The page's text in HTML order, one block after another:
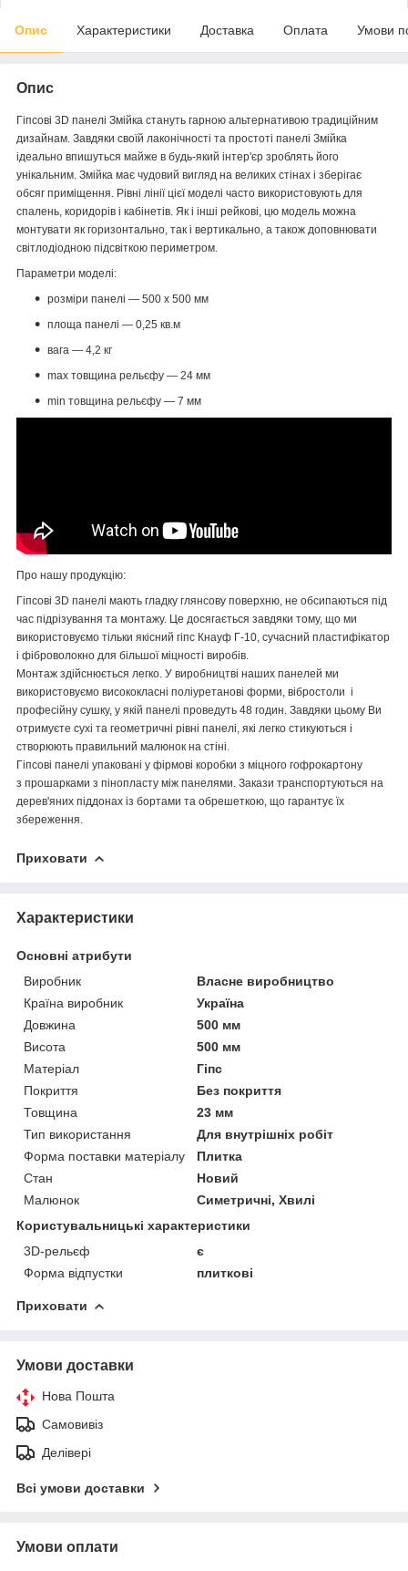
Опис Характеристики Доставка Оплата Умови
Опис
Гіпсові 3D панелі Змійка стануть гарною альтернативою традиційним
дизайнам. Завдяки своїй лаконічності та простоті панелі Змійка
ідеально впишуться майже в будь-який інтер'єр зроблять його
унікальним. Змійка має чудовий вигляд на великих стінах і зберігає
обсяг приміщення. Рівні лінії цієї моделі часто використовують для
спалень, коридорів і кабінетів. Як і інші рейкові, цю модель можна
монтувати як горизонтально, так і вертикально, а також доповнювати
світлодіодною підсвіткою периметром.
Параметри моделі:
розміри панелі — 500 х 500 мм
площа панелі — 0,25 кв.м
вага — 4,2 кг
max товщина рельєфу — 24 мм
min товщина рельєфу — 7 мм
Про нашу продукцію:
Гіпсові 3D панелі мають гладку глянсову поверхню, не обсипаються під
час підрізування та монтажу. Це досягається завдяки тому, що ми
використовуємо тільки якісний гіпс Кнауф Г-10, сучасний пластифікатор
і фіброволокно для більшої міцності виробів.
Монтаж здійснюється легко. У виробництві наших панелей ми
використовуємо висококласні поліуретанові форми, вібростоли і
професійну сушку, у якій панелі проведуть 48 годин. Завдяки цьому Ви
отримуєте сухі та геометричні рівні панелі, які легко стикуються і
створюють правильний малюнок на стіні.
Гіпсові панелі упаковані у фірмові коробки з міцного гофрокартону
з прошарками з пінопласту між панелями. Закази транспортуються на
дерев'яних піддонах із бортами та обрешеткою, що гарантує їх
збереження.
Приховати
Характеристики
Основні атрибути
Виробник
Власне виробництво
Країна виробник
Україна
Довжина
500 мм
Висота
500 мм
Матеріал
Гіпс
Покриття
Без покриття
Товщина
23 мм
Тип використання
Для внутрішніх робіт
Форма поставки матеріалу
Плитка
Стан
Новий
Малюнок
Симетричні, Хвилі
Користувальницькі характеристики
3D-рельєф
є
Форма відпустки
плиткові
Приховати
Умови доставки
Нова Пошта
Самовивіз
Делівері
Всі умови доставки
Умови оплати